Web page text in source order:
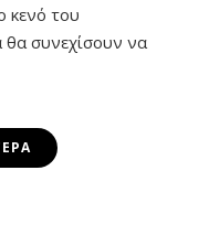
κενό του
θα συνεχίσουν να